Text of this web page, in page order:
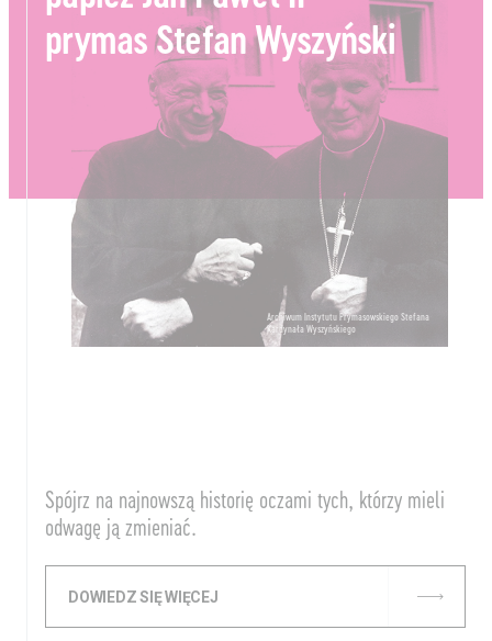
prymas Stefan Wyszyński
Spójrz na najnowszą historię oczami tych, którzy mieli
odwagę ją zmieniać.
DOWIEDZ SIĘ WIĘCEJ
Archiwum Instytutu Prymasowskiego Stefana
Kardynała Wyszyńskiego